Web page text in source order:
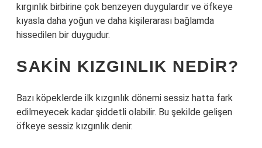
kırgınlık birbirine çok benzeyen duygulardır ve öfkeye
kıyasla daha yoğun ve daha kişilerarası bağlamda
hissedilen bir duygudur.
SAKIN KIZGINLIK NEDIR?
Bazı köpeklerde ilk kızgınlık dönemi sessiz hatta fark
edilmeyecek kadar şiddetli olabilir. Bu şekilde gelişen
öfkeye sessiz kızgınlık denir.